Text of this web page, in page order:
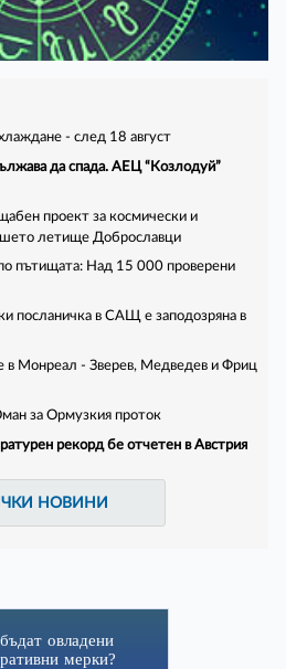
- след 18 август
да спада. АЕЦ “Козлодуй”
проект за космически и
летище Доброславци
пътищата: Над 15 000 проверени
посланичка в САЩ е заподозряна в
в Монреал - Зверев, Медведев и Фриц
за Ормузкия проток
рекорд бе отчетен в Австрия
НОВИНИ